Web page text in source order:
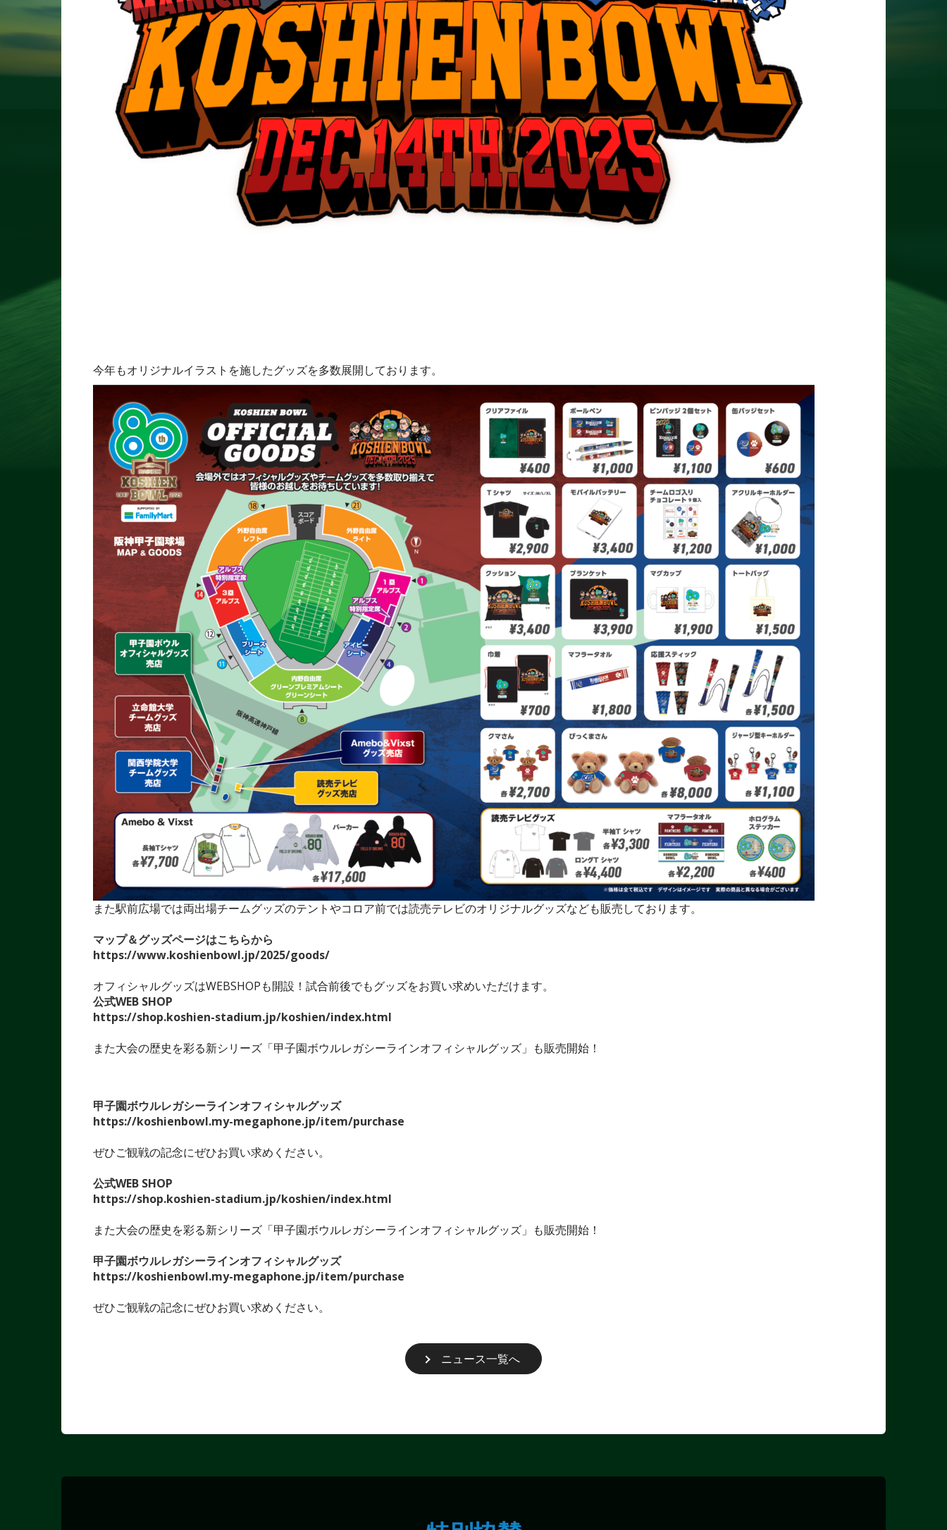
今年もオリジナルイラストを施したグッズを多数展開しております。
また駅前広場では両出場チームグッズのテントやコロア前では読売テレビのオリジナルグッズなども販売しております。
マップ＆グッズページはこちらから
https://www.koshienbowl.jp/2025/goods/
オフィシャルグッズはWEBSHOPも開設！試合前後でもグッズをお買い求めいただけます。
公式WEB SHOP
https://shop.koshien-stadium.jp/koshien/index.html
また大会の歴史を彩る新シリーズ「甲子園ボウルレガシーラインオフィシャルグッズ」も販売開始！
甲子園ボウルレガシーラインオフィシャルグッズ
https://koshienbowl.my-megaphone.jp/item/purchase
ぜひご観戦の記念にぜひお買い求めください。
公式WEB SHOP
https://shop.koshien-stadium.jp/koshien/index.html
また大会の歴史を彩る新シリーズ「甲子園ボウルレガシーラインオフィシャルグッズ」も販売開始！
甲子園ボウルレガシーラインオフィシャルグッズ
https://koshienbowl.my-megaphone.jp/item/purchase
ぜひご観戦の記念にぜひお買い求めください。
ニュース一覧へ